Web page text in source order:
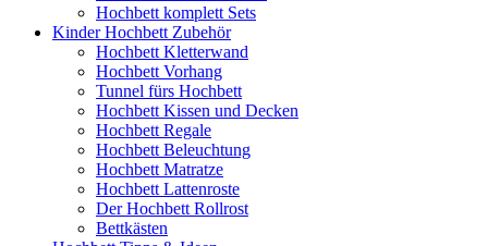
Hochbett komplett Sets
Kinder Hochbett Zubehör
Hochbett Kletterwand
Hochbett Vorhang
Tunnel fürs Hochbett
Hochbett Kissen und Decken
Hochbett Regale
Hochbett Beleuchtung
Hochbett Matratze
Hochbett Lattenroste
Der Hochbett Rollrost
Bettkästen